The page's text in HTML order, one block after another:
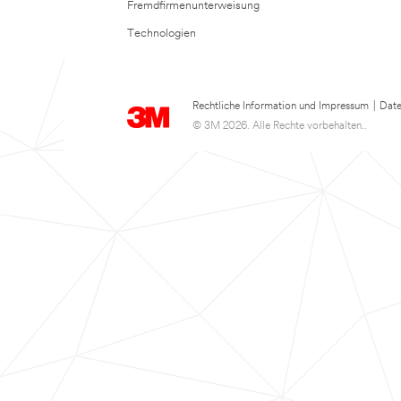
Fremdfirmenunterweisung
Technologien
Rechtliche Information und Impressum
© 3M 2026. Alle Rechte vorbehalten..